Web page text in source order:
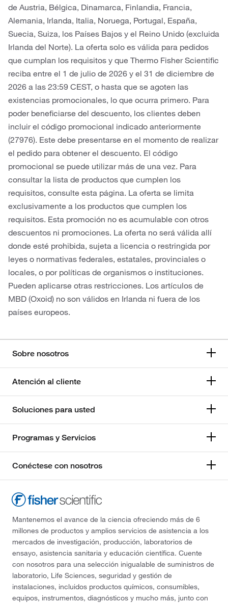
de Austria, Bélgica, Dinamarca, Finlandia, Francia,
Alemania, Irlanda, Italia, Noruega, Portugal, España,
Suecia, Suiza, los Países Bajos y el Reino Unido (excluida
Irlanda del Norte). La oferta solo es válida para pedidos
que cumplan los requisitos y que Thermo Fisher Scientific
reciba entre el 1 de julio de 2026 y el 31 de diciembre de
2026 a las 23:59 CEST, o hasta que se agoten las
existencias promocionales, lo que ocurra primero. Para
poder beneficiarse del descuento, los clientes deben
incluir el código promocional indicado anteriormente
(27976). Este debe presentarse en el momento de realizar
el pedido para obtener el descuento. El código
promocional se puede utilizar más de una vez. Para
consultar la lista de productos que cumplen los
requisitos, consulte esta página. La oferta se limita
exclusivamente a los productos que cumplen los
requisitos. Esta promoción no es acumulable con otros
descuentos ni promociones. La oferta no será válida allí
donde esté prohibida, sujeta a licencia o restringida por
leyes o normativas federales, estatales, provinciales o
locales, o por políticas de organismos o instituciones.
Pueden aplicarse otras restricciones. Los artículos de
MBD (Oxoid) no son válidos en Irlanda ni fuera de los
países europeos.
Sobre nosotros
Atención al cliente
Soluciones para usted
Programas y Servicios
Conéctese con nosotros
Mantenemos el avance de la ciencia ofreciendo más de 6
millones de productos y amplios servicios de asistencia a los
mercados de investigación, producción, laboratorios de
ensayo, asistencia sanitaria y educación científica. Cuente
con nosotros para una selección inigualable de suministros de
laboratorio, Life Sciences, seguridad y gestión de
instalaciones, incluidos productos químicos, consumibles,
equipos, instrumentos, diagnósticos y mucho más, junto con